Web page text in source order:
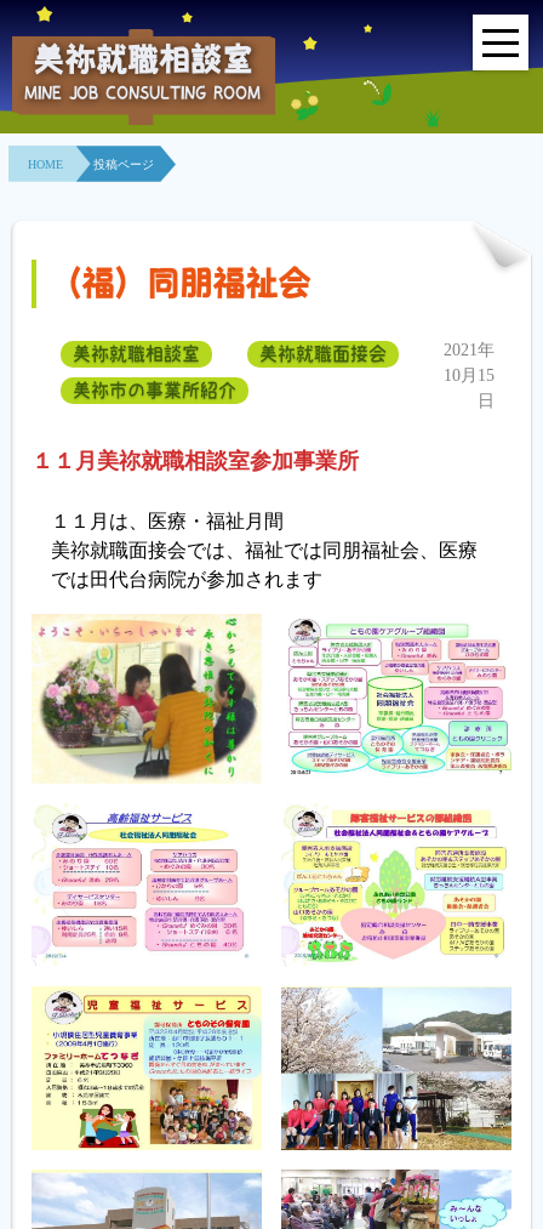
HOME
事業所紹介
相談室とは？
利用者の声
各種セミナー
美祢就職相談室
MINE JOB CONSULTING ROOM
HOME 投稿ページ
（福）同朋福祉会
美祢就職相談室
美祢就職面接会
美祢市の事業所紹介
2021年
10月15
日
１１月美祢就職相談室参加事業所
１１月は、医療・福祉月間
美祢就職面接会では、福祉では同朋福祉会、医療
では田代台病院が参加されます